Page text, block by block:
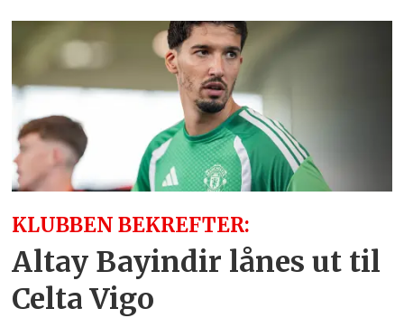
KLUBBEN BEKREFTER:
Altay Bayindir lånes ut til
Celta Vigo